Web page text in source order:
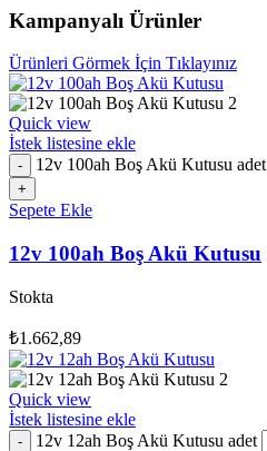
Kampanyalı Ürünler
Ürünleri Görmek İçin Tıklayınız
Quick view
İstek listesine ekle
12v 100ah Boş Akü Kutusu adet
Sepete Ekle
12v 100ah Boş Akü Kutusu
Stokta
₺1.662,89
Quick view
İstek listesine ekle
12v 12ah Boş Akü Kutusu adet